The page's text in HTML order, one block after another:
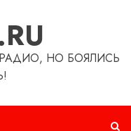
НО БОЯЛИСЬ